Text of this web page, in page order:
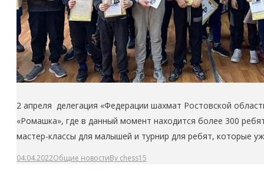
2 апреля делегация «Федерации шахмат Ростовской
«Ромашка», где в данный момент находится более 300
мастер-классы для малышей и турнир для ребят, которые
04.04.2022Общие новостиBy chess15